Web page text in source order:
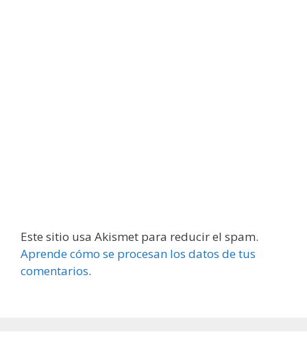
Este sitio usa Akismet para reducir el spam.
Aprende cómo se procesan los datos de tus
comentarios.